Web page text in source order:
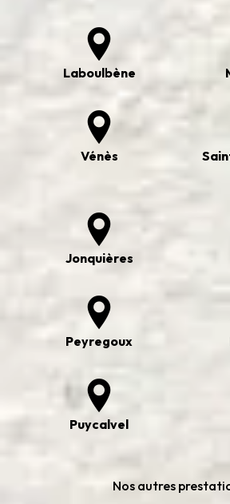
Laboulbène
Vénès
Jonquières
Peyregoux
Puycalvel
Nos autres